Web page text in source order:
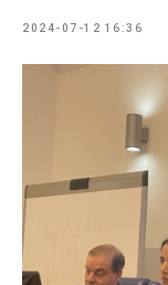
2024-07-12 16:36